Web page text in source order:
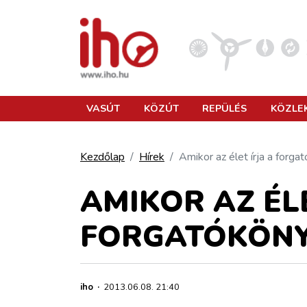
KÖZLEKEDÉSFEJLESZTÉS
ELLÁTÁSI LÁNC
VASÚT KÖZÚT REPÜLÉS
Kezdőlap Hírek Amikor az élet írja a
AMIKOR AZ
iho · 2013.06.08. 21:40